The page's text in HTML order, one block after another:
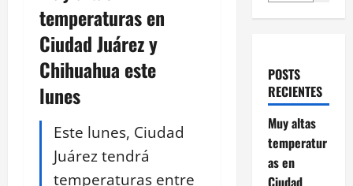
temperaturas en
Ciudad Juárez y
Chihuahua este
lunes
Este lunes, Ciudad
Juárez tendrá
temperaturas entre
POSTS
RECIENTES
Muy altas
temperatur
as en